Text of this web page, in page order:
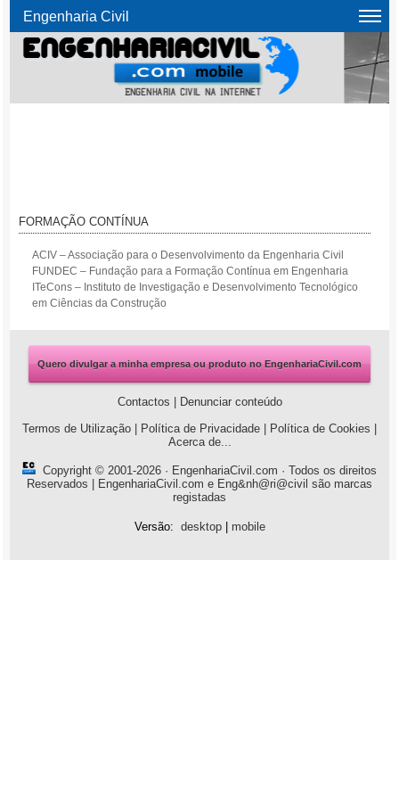
Engenharia Civil
FORMAÇÃO CONTÍNUA
ACIV – Associação para o Desenvolvimento da Engenharia Civil
FUNDEC – Fundação para a Formação Contínua em Engenharia
ITeCons – Instituto de Investigação e Desenvolvimento Tecnológico
em Ciências da Construção
Quero divulgar a minha empresa ou produto no EngenhariaCivil.com
Contactos
Denunciar conteúdo
Termos de Utilização
Política de Privacidade Política de Cookies
Acerca de...
Copyright © 2001-2026 · EngenhariaCivil.com · Todos os direitos
Reservados | EngenhariaCivil.com e Eng&nh@ri@civil são marcas
registadas
Versão: desktop| mobile